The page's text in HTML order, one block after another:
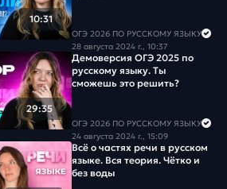
10:31
ОГЭ 2026 ПО РУССКОМУ ЯЗЫКУ
28 августа 2024 г., 10:37
29:35
Демоверсия ОГЭ 2025 по
русскому языку. Ты
сможешь это решить?
ОГЭ 2026 ПО РУССКОМУ ЯЗЫКУ
24 августа 2024 г., 15:09
Всё о частях речи в русском
языке. Вся теория. Чётко и
без воды